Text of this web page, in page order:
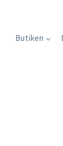
Butiken